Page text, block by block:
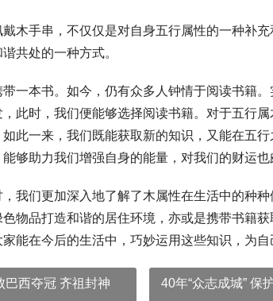
木手串，不仅仅是对自身五行属性的一种补
共处的一种方式。
一本书。如今，仍有众多人钟情于阅读书籍
此时，我们便能够选择阅读书籍。对于五行
此一来，我们既能获取新的知识，又能在五
够助力我们增强自身的能量，对我们的财运也
我们更加深入地了解了木属性在生活中的种
物品打造和谐的居住环境，亦或是携带书籍
能在今后的生活中，巧妙运用这些知识，为自
巴西夺冠 齐祖封神 40年“众志成城” 保